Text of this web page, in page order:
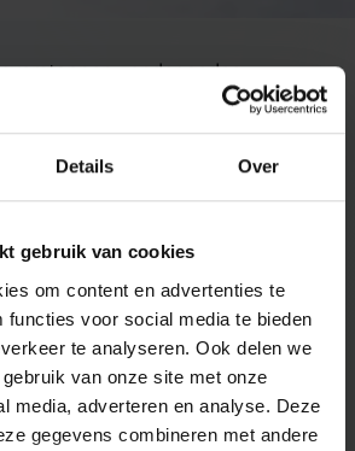
Details Over
gebruik van cookies
om content en advertenties te
functies voor social media te bieden
te analyseren. Ook delen we
van onze site met onze
media, adverteren en analyse. Deze
gegevens combineren met andere
zonder gedoe
oamkb in 5 stappen
bekijken we
wensen en
Persoonlijk
Je ontvangt een
met ons advies,
planning en een